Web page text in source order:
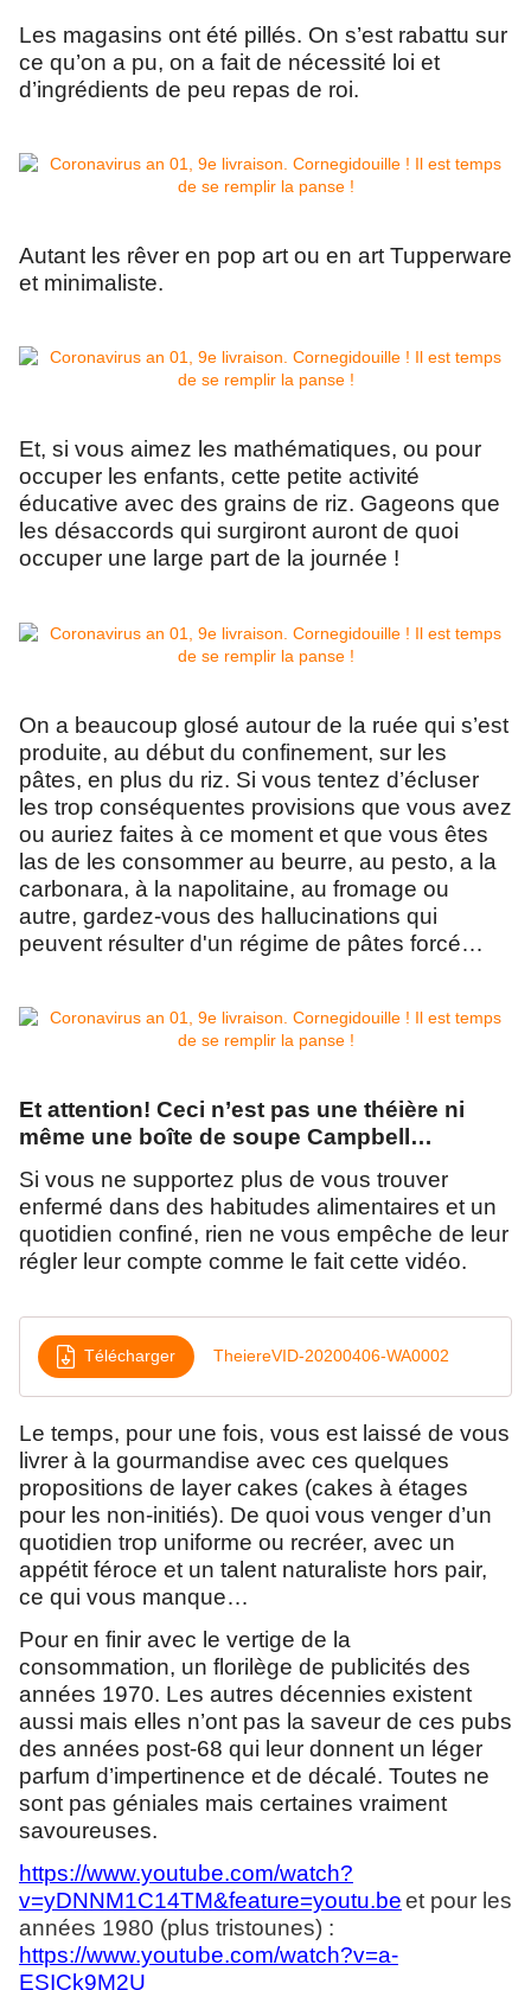
Les magasins ont été pillés. On s’est rabattu sur
ce qu’on a pu, on a fait de nécessité loi et
d’ingrédients de peu repas de roi.
Autant les rêver en pop art ou en art Tupperware
et minimaliste.
Et, si vous aimez les mathématiques, ou pour
occuper les enfants, cette petite activité
éducative avec des grains de riz. Gageons que
les désaccords qui surgiront auront de quoi
occuper une large part de la journée !
On a beaucoup glosé autour de la ruée qui s’est
produite, au début du confinement, sur les
pâtes, en plus du riz. Si vous tentez d’écluser
les trop conséquentes provisions que vous avez
ou auriez faites à ce moment et que vous êtes
las de les consommer au beurre, au pesto, a la
carbonara, à la napolitaine, au fromage ou
autre, gardez-vous des hallucinations qui
peuvent résulter d'un régime de pâtes forcé…
Et attention! Ceci n’est pas une théière ni
même une boîte de soupe Campbell…
Si vous ne supportez plus de vous trouver
enfermé dans des habitudes alimentaires et un
quotidien confiné, rien ne vous empêche de leur
régler leur compte comme le fait cette vidéo.
Télécharger TheiereVID-20200406-WA0002
Le temps, pour une fois, vous est laissé de vous
livrer à la gourmandise avec ces quelques
propositions de layer cakes (cakes à étages
pour les non-initiés). De quoi vous venger d’un
quotidien trop uniforme ou recréer, avec un
appétit féroce et un talent naturaliste hors pair,
ce qui vous manque…
Pour en finir avec le vertige de la
consommation, un florilège de publicités des
années 1970. Les autres décennies existent
aussi mais elles n’ont pas la saveur de ces pubs
des années post-68 qui leur donnent un léger
parfum d’impertinence et de décalé. Toutes ne
sont pas géniales mais certaines vraiment
savoureuses.
https://www.youtube.com/watch?
v=yDNNM1C14TM&feature=youtu.beet pour les
années 1980 (plus tristounes) :
https://www.youtube.com/watch?v=a-
ESICk9M2U